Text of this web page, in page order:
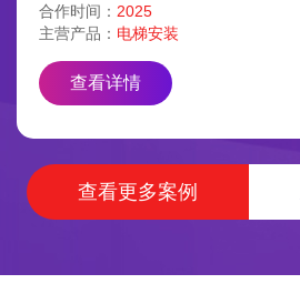
合作时间： 2025
主营产品： 电梯安装
查看详情
查看更多案例